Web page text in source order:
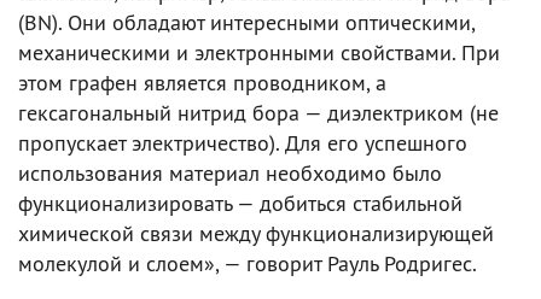
(BN). Они обладают интересными оптическими,
механическими и электронными свойствами. При
этом графен является проводником, а
гексагональный нитрид бора — диэлектриком (не
пропускает электричество). Для его успешного
использования материал необходимо было
функционализировать — добиться стабильной
химической связи между функционализирующей
молекулой и слоем», — говорит Рауль Родригес.